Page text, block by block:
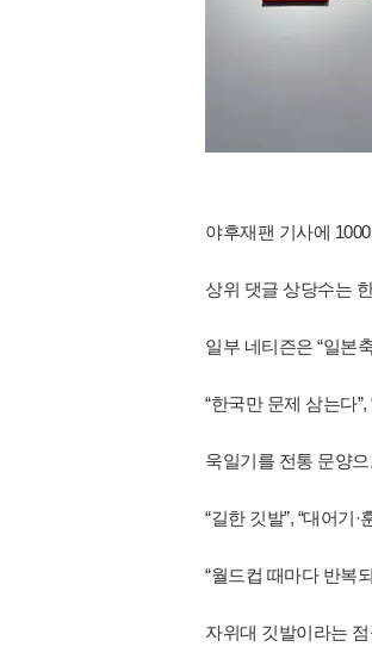
야후재팬 기사에
상위 댓글 상당수는
일부 네티즌은 “일본
“한국만 문제 삼는다
욱일기를 전통 문양
“길한 깃발”, “대어기
“월드컵 때마다 반복
자위대 깃발이라는